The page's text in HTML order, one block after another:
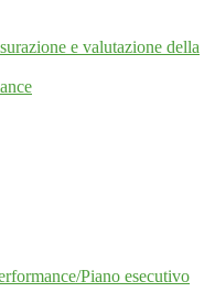
e valutazione della
Piano esecutivo